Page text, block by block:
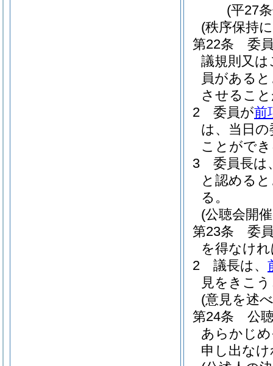
(平27
(秩序保持
第22条
委
議規則又
員がある
させるこ
2
委員が前
は、当日
ことがで
3
委員長は
と認める
る。
(公聴会開
第23条
委
を得なけ
2
議長は、
見をきこ
(意見を述
第24条
公
あらかじ
申し出な